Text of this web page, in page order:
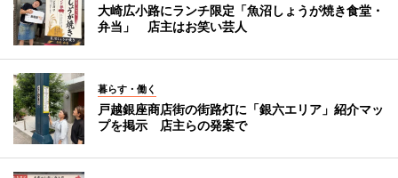
大崎広小路にランチ限定「魚沼しょうが焼き食堂・
弁当」 店主はお笑い芸人
暮らす・働く
戸越銀座商店街の街路灯に「銀六エリア」紹介マッ
プを掲示 店主らの発案で